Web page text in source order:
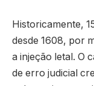
Historicamente,
desde 1608, por
a injeção letal. O
de erro judicial